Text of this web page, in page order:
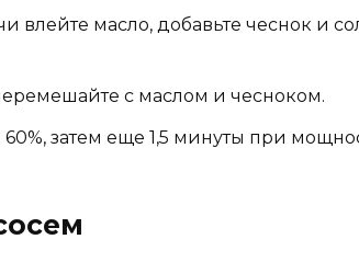
масло, добавьте чеснок и
с маслом и чесноком.
затем еще 1,5 минуты при